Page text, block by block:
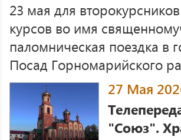
23 мая для
курсов во имя
паломническая поездка в
Посад Горномарийского
27 Мая
"Союз".